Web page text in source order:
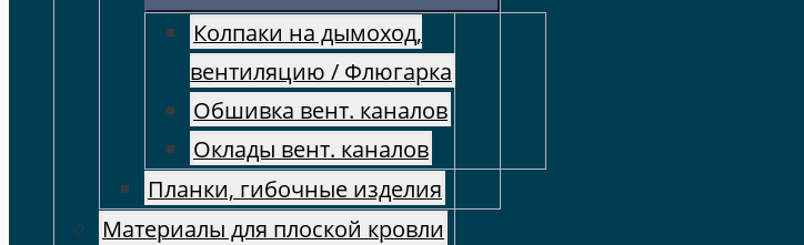
Колпаки на дымоход,
вентиляцию / Флюгарка
Обшивка вент. каналов
Оклады вент. каналов
Планки, гибочные изделия
Материалы для плоской кровли